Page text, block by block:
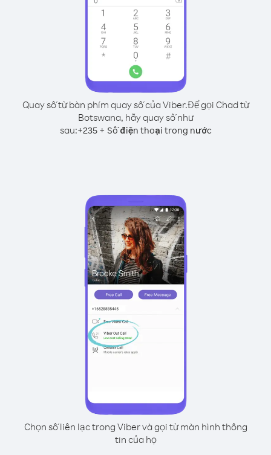
Quay số từ bàn phím quay số của Viber.Để gọi Chad từ
Botswana, hãy quay số như
sau:+235+ Số điện thoại trong nước
Chọn số liên lạc trong Viber và gọi từ màn hình thông
tin của họ